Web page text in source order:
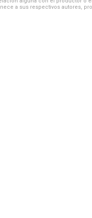
a sus respectivos autores,